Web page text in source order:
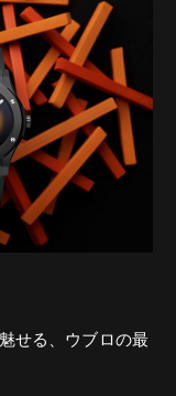
せる、ウブロの最